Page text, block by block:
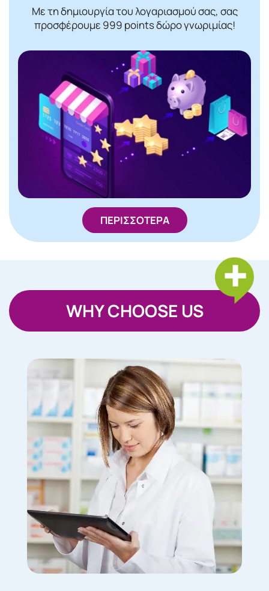
Με τη δημιουργία του λογαριασμού σας, σας
προσφέρουμε 999 points δώρο γνωριμίας!
ΠΕΡΙΣΣΟΤΕΡΑ
WHY CHOOSE US